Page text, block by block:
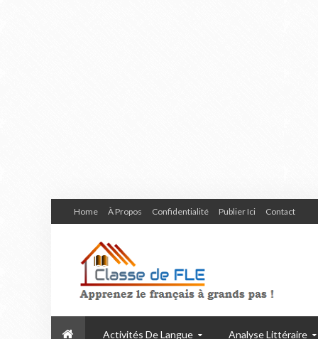
Home À Propos Confidentialité Publier Ici Contact
Activités De Langue Analyse Littéraire